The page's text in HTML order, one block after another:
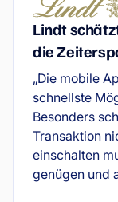
Lindt
die
„Die mobile
schnellste
Besonders
Transaktion
einschalten
genügen und